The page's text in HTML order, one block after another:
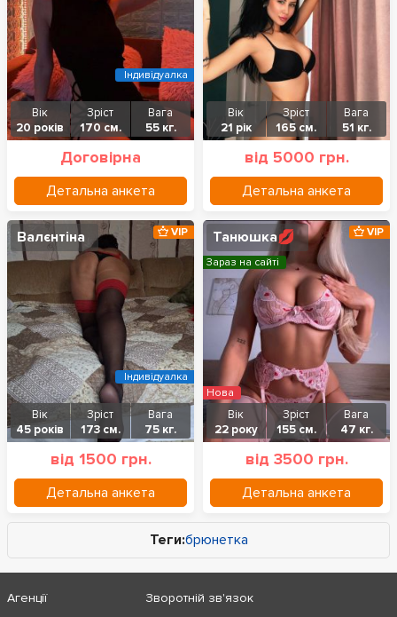
Вік
20 років
Зріст
170 см.
Вага
55 кг.
Договірна
Детальна анкета
Індивідуалка
Вік
21 рік
Зріст
165 см.
Вага
51 кг.
від 5000 грн.
Детальна анкета
Валєнтіна
Вік
45 років
Зріст
173 см.
Вага
75 кг.
від 1500 грн.
Детальна анкета
VIP
Індивідуалка
Танюшка💋
Вік
22 року
Зріст
155 см.
Вага
47 кг.
від 3500 грн.
Детальна анкета
VIP
Зараз на сайті
Нова
Теги:брюнетка
Агенції
Зворотній зв'язок